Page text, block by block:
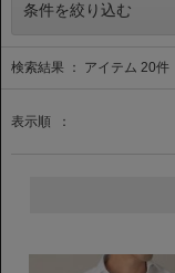
条件を絞り込む
検索結果 ： アイテム 20件
表示順 ：